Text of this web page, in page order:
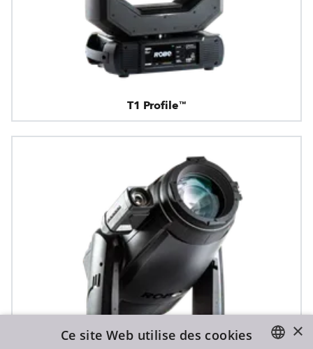
T1 Profile™
×
Ce site Web utilise des cookies